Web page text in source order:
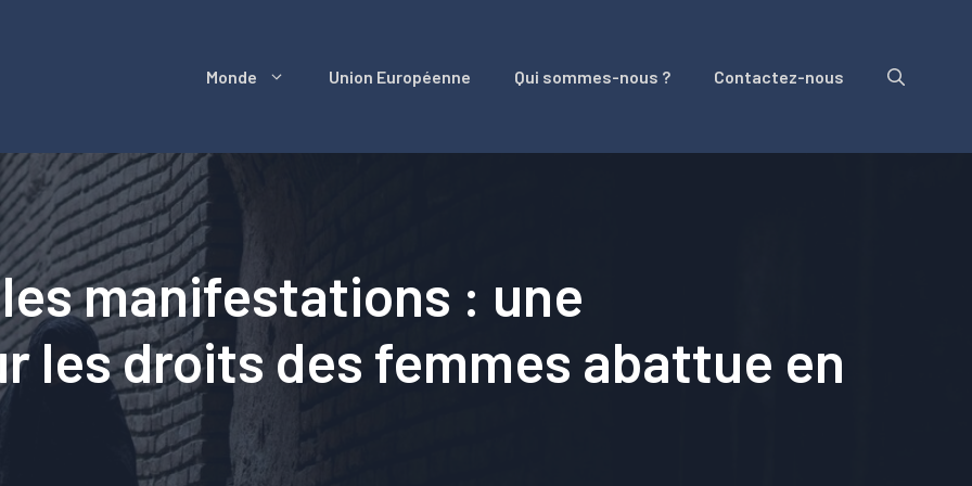
Monde Union Européenne Qui sommes-nous ? Contactez-nous
manifestations : une
les droits des femmes abattue en